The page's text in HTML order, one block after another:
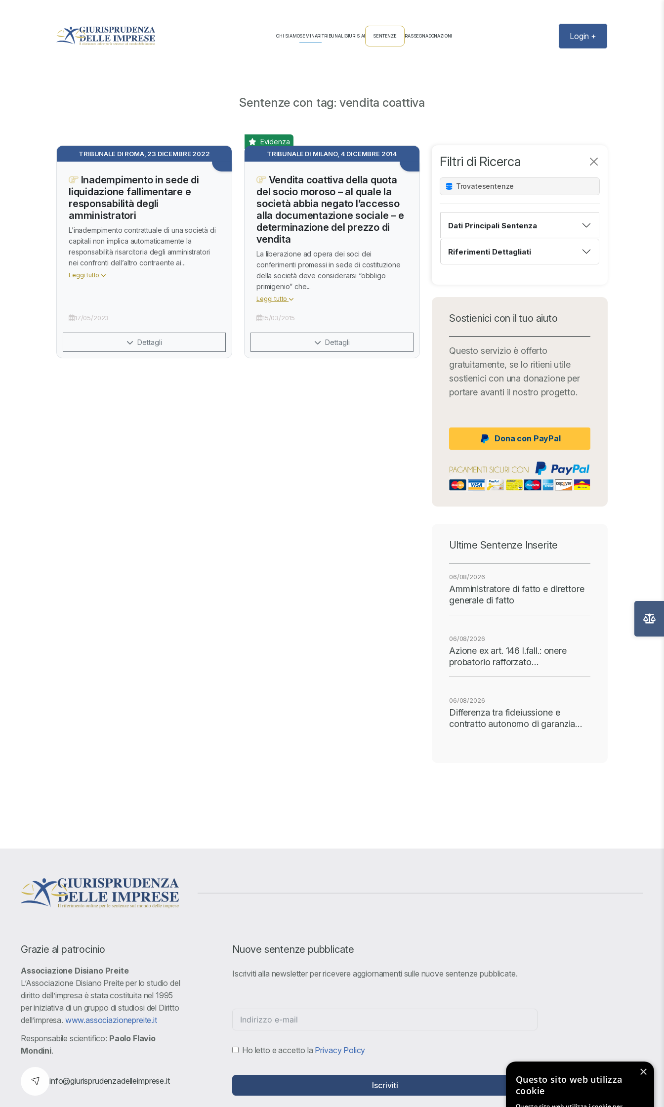
CHI SIAMOSEMINARITRIBUNALIGIURIS AI SENTENZE RASSEGNADONAZIONI Login +
Sentenze con tag: vendita coattiva
Filtri di Ricerca
Trovatesentenze
Dati Principali Sentenza
Riferimenti Dettagliati
Sostienici con il tuo aiuto
Questo servizio è offerto
gratuitamente, se lo ritieni utile
sostienici con una donazione per
portare avanti il nostro progetto.
Dona con PayPal
Ultime Sentenze Inserite
06/08/2026
Amministratore di fatto e direttore
generale di fatto
06/08/2026
Azione ex art. 146 l.fall.: onere
probatorio rafforzato…
06/08/2026
Differenza tra fideiussione e
contratto autonomo di garanzia…
TRIBUNALE DI ROMA, 23 DICEMBRE 2022
Inadempimento in sede di
liquidazione fallimentare e
responsabilità degli
amministratori
L’inadempimento contrattuale di una società di
capitali non implica automaticamente la
responsabilità risarcitoria degli amministratori
nei confronti dell’altro contraente ai...
Leggi tutto
17/05/2023
Dettagli
TRIBUNALE DI MILANO, 4 DICEMBRE 2014
Evidenza
Vendita coattiva della quota
del socio moroso – al quale la
società abbia negato l’accesso
alla documentazione sociale – e
determinazione del prezzo di
vendita
La liberazione ad opera dei soci dei
conferimenti promessi in sede di costituzione
della società deve considerarsi “obbligo
primigenio” che...
Leggi tutto
15/03/2015
Dettagli
Grazie al patrocinio
Associazione Disiano Preite
L’Associazione Disiano Preite per lo studio del
diritto dell’impresa è stata costituita nel 1995
per iniziativa di un gruppo di studiosi del Diritto
dell’impresa. www.associazionepreite.it
Responsabile scientifico: Paolo Flavio
Mondini.
info@giurisprudenzadelleimprese.it
Nuove sentenze pubblicate
Iscriviti alla newsletter per ricevere aggiornamenti sulle nuove sentenze pubblicate.
Ho letto e accetto la Privacy Policy
Iscriviti
×
Questo sito web utilizza
cookie